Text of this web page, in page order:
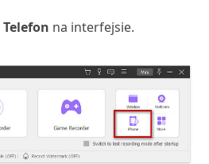
Telefon na interfejsie.